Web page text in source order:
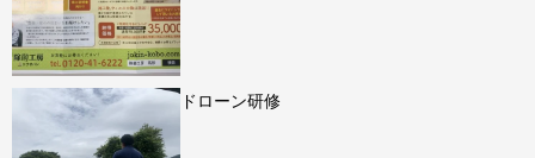
ドローン研修